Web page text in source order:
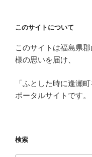
このサイトについて
このサイトは福島県
様の思いを届け、
「ふとした時に逢瀬
ポータルサイトです。
検索